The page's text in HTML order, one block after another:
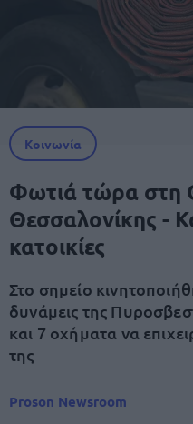
Κοινωνία
Φωτιά τώρα στη
Θεσσαλονίκης -
κατοικίες
Στο σημείο
δυνάμεις της
και 7 οχήματα να
της
Proson Newsroom